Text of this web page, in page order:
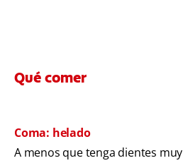
Qué comer
Coma: helado
A menos que tenga dientes